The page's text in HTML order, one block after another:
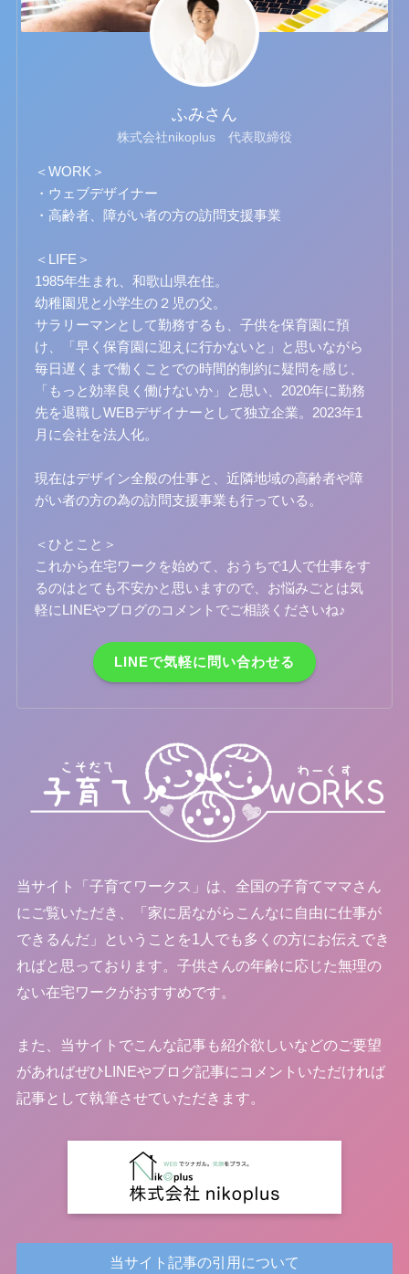
ふみさん
株式会社nikoplus 代表取締役
＜WORK＞
・ウェブデザイナー
・高齢者、障がい者の方の訪問支援事業
＜LIFE＞
1985年生まれ、和歌山県在住。
幼稚園児と小学生の２児の父。
サラリーマンとして勤務するも、子供を保育園に預
け、「早く保育園に迎えに行かないと」と思いながら
毎日遅くまで働くことでの時間的制約に疑問を感じ、
「もっと効率良く働けないか」と思い、2020年に勤務
先を退職しWEBデザイナーとして独立企業。2023年1
月に会社を法人化。
現在はデザイン全般の仕事と、近隣地域の高齢者や障
がい者の方の為の訪問支援事業も行っている。
＜ひとこと＞
これから在宅ワークを始めて、おうちで1人で仕事をす
るのはとても不安かと思いますので、お悩みごとは気
軽にLINEやブログのコメントでご相談くださいね♪
LINEで気軽に問い合わせる
当サイト「子育てワークス」は、 全国の子育てママさん
にご覧いただき、「家に居ながらこんなに自由に仕事が
できるんだ」ということを1人でも多くの方にお伝えでき
ればと思っております。子供さんの年齢に応じた無理の
ない在宅ワークがおすすめです。
また、当サイトでこんな記事も紹介欲しいなどのご要望
があればぜひLINEやブログ記事にコメントいただければ
記事として執筆させていただきます。
当サイト記事の引用について